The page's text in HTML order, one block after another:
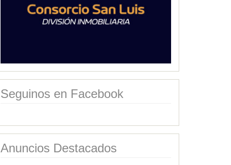
Seguinos en Facebook
Anuncios Destacados